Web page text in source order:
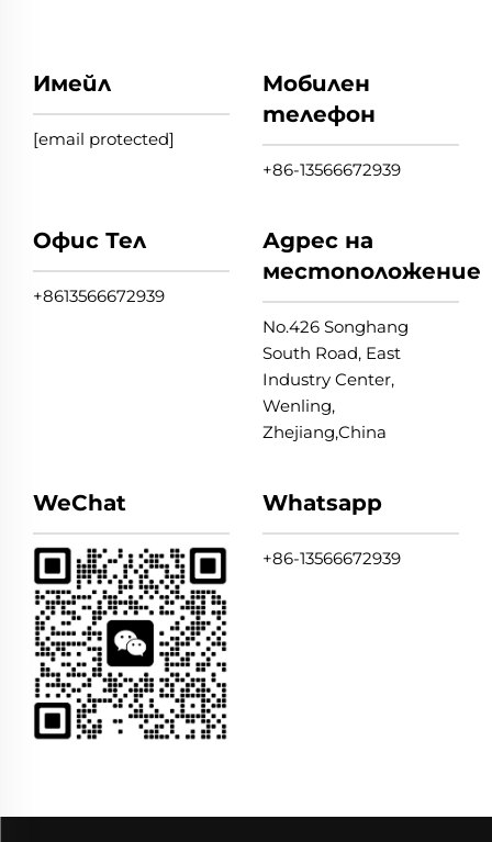
Имейл
[email protected]
Мобилен
телефон
+86-13566672939
Офис Тел
+8613566672939
Адрес на
местоположение
No.426 Songhang
South Road, East
Industry Center,
Wenling,
Zhejiang,China
WeChat Whatsapp
+86-13566672939